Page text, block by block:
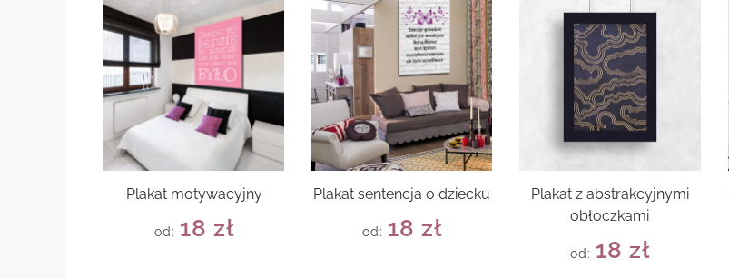
Plakat motywacyjny
od: 18 zł
Plakat sentencja o dziecku
od: 18 zł
Plakat z abstrakcyjnymi
obłoczkami
od: 18 zł